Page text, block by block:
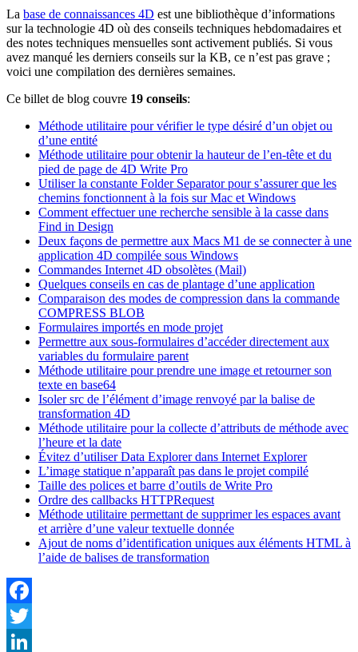
La base de connaissances 4D est une bibliothèque d’informations
sur la technologie 4D où des conseils techniques hebdomadaires et
des notes techniques mensuelles sont activement publiés. Si vous
avez manqué les derniers conseils sur la KB, ce n’est pas grave ;
voici une compilation des dernières semaines.
Ce billet de blog couvre 19 conseils:
Méthode utilitaire pour vérifier le type désiré d’un objet ou
d’une entité
Méthode utilitaire pour obtenir la hauteur de l’en-tête et du
pied de page de 4D Write Pro
Utiliser la constante Folder Separator pour s’assurer que les
chemins fonctionnent à la fois sur Mac et Windows
Comment effectuer une recherche sensible à la casse dans
Find in Design
Deux façons de permettre aux Macs M1 de se connecter à une
application 4D compilée sous Windows
Commandes Internet 4D obsolètes (Mail)
Quelques conseils en cas de plantage d’une application
Comparaison des modes de compression dans la commande
COMPRESS BLOB
Formulaires importés en mode projet
Permettre aux sous-formulaires d’accéder directement aux
variables du formulaire parent
Méthode utilitaire pour prendre une image et retourner son
texte en base64
Isoler src de l’élément d’image renvoyé par la balise de
transformation 4D
Méthode utilitaire pour la collecte d’attributs de méthode avec
l’heure et la date
Évitez d’utiliser Data Explorer dans Internet Explorer
L’image statique n’apparaît pas dans le projet compilé
Taille des polices et barre d’outils de Write Pro
Ordre des callbacks HTTPRequest
Méthode utilitaire permettant de supprimer les espaces avant
et arrière d’une valeur textuelle donnée
Ajout de noms d’identification uniques aux éléments HTML à
l’aide de balises de transformation
Facebook
Twitter